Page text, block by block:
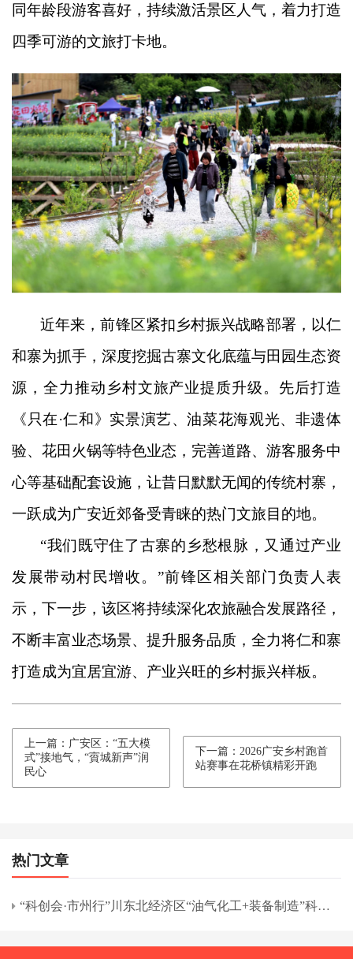
同年龄段游客喜好，持续激活景区人气，着力打造
四季可游的文旅打卡地。
近年来，前锋区紧扣乡村振兴战略部署，以仁
和寨为抓手，深度挖掘古寨文化底蕴与田园生态资
源，全力推动乡村文旅产业提质升级。先后打造
《只在·仁和》实景演艺、油菜花海观光、非遗体
验、花田火锅等特色业态，完善道路、游客服务中
心等基础配套设施，让昔日默默无闻的传统村寨，
一跃成为广安近郊备受青睐的热门文旅目的地。
“我们既守住了古寨的乡愁根脉，又通过产业
发展带动村民增收。”前锋区相关部门负责人表
示，下一步，该区将持续深化农旅融合发展路径，
不断丰富业态场景、提升服务品质，全力将仁和寨
打造成为宜居宜游、产业兴旺的乡村振兴样板。
上一篇：广安区：“五大模
式”接地气，“賨城新声”润
民心
下一篇：2026广安乡村跑首
站赛事在花桥镇精彩开跑
热门文章
“科创会·市州行”川东北经济区“油气化工+装备制造”科技